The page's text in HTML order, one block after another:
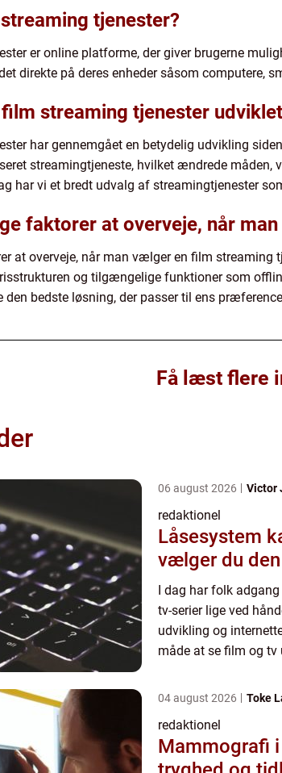
tjenester?
er online platforme, der giver brugerne
direkte på deres enheder såsom computere,
streaming tjenester
har gennemgået en betydelig udvikling
streamingtjeneste, hvilket ændrede måden,
har vi et bredt udvalg af streamingtjenester
faktorer at overveje, når
at overveje, når man vælger en film streaming
og tilgængelige funktioner som
den bedste løsning, der passer til ens
Få læst flere
06 august 2026 Victor
redaktionel
Låsesystem
vælger du
I dag har folk
tv-serier lige ved
udvikling og
måde at se film og tv
04 august 2026 Toke
redaktionel
Mammografi